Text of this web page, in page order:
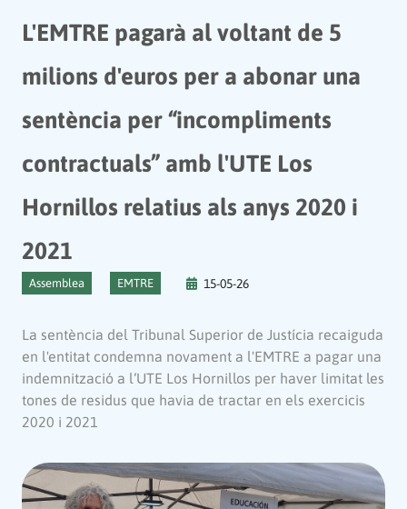
L'EMTRE pagarà al voltant de 5
milions d'euros per a abonar una
sentència per “incompliments
contractuals” amb l'UTE Los
Hornillos relatius als anys 2020 i
2021
Assemblea EMTRE 15-05-26
La sentència del Tribunal Superior de Justícia recaiguda
en l'entitat condemna novament a l'EMTRE a pagar una
indemnització a l‘UTE Los Hornillos per haver limitat les
tones de residus que havia de tractar en els exercicis
2020 i 2021